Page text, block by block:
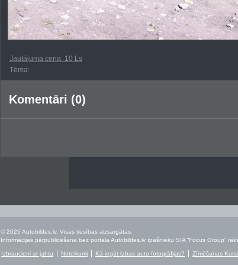
Jautājuma cena: 10 Ls
Tēma:
Komentāri (0)
© 2026 Autobildes.lv. Visas tiesības aizsargātas.
Informācijas pārpublicēšana bez portāla Autobildes.lv īpašnieku SIA “Focus Group”
Izbraucieni ar jahtu Noteikumi Kā iegūt labas auto fotogrāfijas? Zīmēšanas Kursi